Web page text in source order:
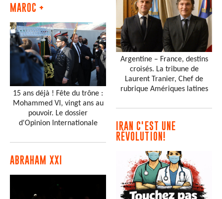
MAROC +
15 ans déjà ! Fête du trône :
Mohammed VI, vingt ans au
pouvoir. Le dossier
d'Opinion Internationale
ABRAHAM XXI
Argentine – France, destins
croisés. La tribune de
Laurent Tranier, Chef de
rubrique Amériques latines
IRAN C'EST UNE
RÉVOLUTION!